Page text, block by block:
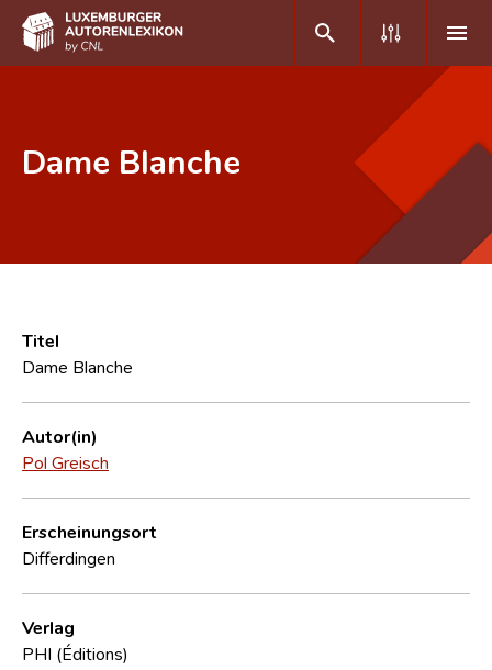
Häufige Fragen und Antworten
CNL
Forschungsgruppe
Kontakt
Dame Blanche
Titel
Dame Blanche
Autor(in)
Pol Greisch
Erscheinungsort
Differdingen
Verlag
PHI (Éditions)